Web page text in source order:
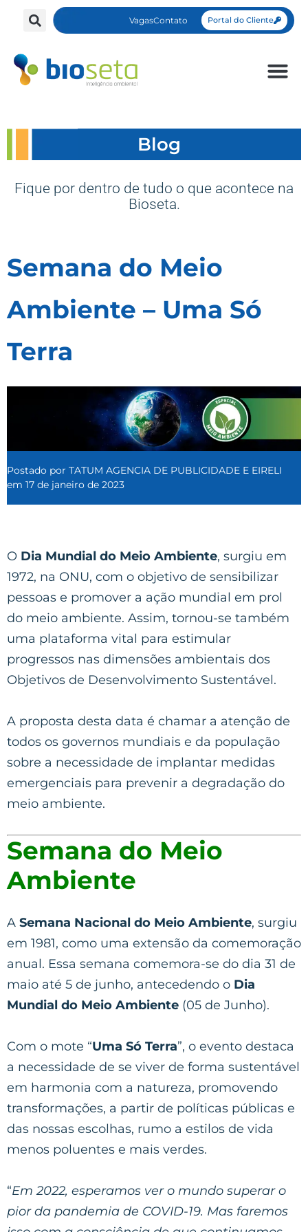
VagasContato Portal do Cliente
Blog
Fique por dentro de tudo o que acontece na
Bioseta.
Semana do Meio
Ambiente – Uma Só
Terra
Postado por TATUM AGENCIA DE PUBLICIDADE E EIRELI
em 17 de janeiro de 2023
O Dia Mundial do Meio Ambiente, surgiu em
1972, na ONU, com o objetivo de sensibilizar
pessoas e promover a ação mundial em prol
do meio ambiente. Assim, tornou-se também
uma plataforma vital para estimular
progressos nas dimensões ambientais dos
Objetivos de Desenvolvimento Sustentável.
A proposta desta data é chamar a atenção de
todos os governos mundiais e da população
sobre a necessidade de implantar medidas
emergenciais para prevenir a degradação do
meio ambiente.
Semana do Meio
Ambiente
A Semana Nacional do Meio Ambiente, surgiu
em 1981, como uma extensão da comemoração
anual. Essa semana comemora-se do dia 31 de
maio até 5 de junho, antecedendo o Dia
Mundial do Meio Ambiente (05 de Junho).
Com o mote “Uma Só Terra”, o evento destaca
a necessidade de se viver de forma sustentável
em harmonia com a natureza, promovendo
transformações, a partir de políticas públicas e
das nossas escolhas, rumo a estilos de vida
menos poluentes e mais verdes.
“Em 2022, esperamos ver o mundo superar o
pior da pandemia de COVID-19. Mas faremos